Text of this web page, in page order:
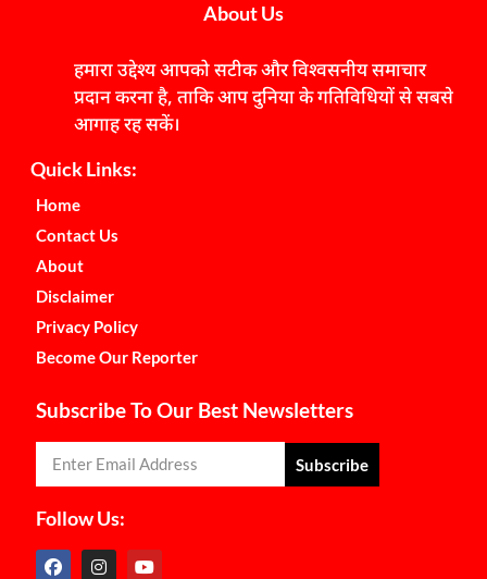
About Us
हमारा उद्देश्य आपको सटीक और विश्वसनीय समाचार
प्रदान करना है, ताकि आप दुनिया के गतिविधियों से सबसे
आगाह रह सकें।
Quick Links:
Home
Contact Us
About
Disclaimer
Privacy Policy
Become Our Reporter
Subscribe To Our Best Newsletters
Subscribe
Follow Us: